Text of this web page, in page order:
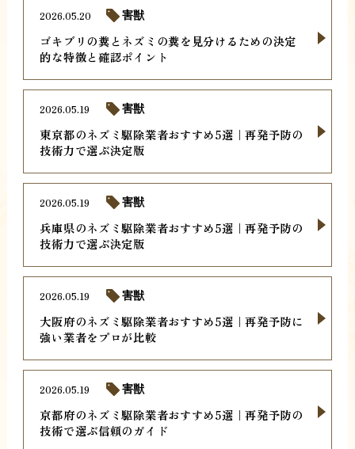
ゴキブリの糞とネズミの糞を見分けるための決定
的な特徴と確認ポイント
2026.05.20 害獣
東京都のネズミ駆除業者おすすめ5選｜再発予防の
技術力で選ぶ決定版
2026.05.19 害獣
兵庫県のネズミ駆除業者おすすめ5選｜再発予防の
技術力で選ぶ決定版
2026.05.19 害獣
大阪府のネズミ駆除業者おすすめ5選｜再発予防に
強い業者をプロが比較
2026.05.19 害獣
京都府のネズミ駆除業者おすすめ5選｜再発予防の
技術で選ぶ信頼のガイド
2026.05.19 害獣